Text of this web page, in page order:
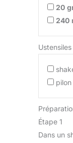
20
240
Ustensiles
Étape 1
Dans un